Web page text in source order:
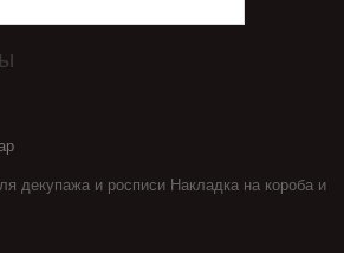
декупажа и росписи Накладка на короба и